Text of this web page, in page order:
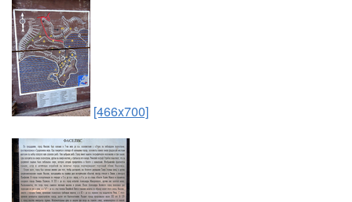
[466x700]